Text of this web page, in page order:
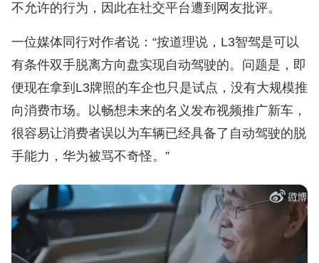
不允许的行为，因此在社交平台遭到网友批评。
一位媒体同行对作者说：“按道理说，L3智驾是可以
有条件双手脱离方向盘实现自动驾驶的。问题是，即
便现在拿到L3牌照的车企也只是试点，没有大规模推
向消费市场。以畅想未来的名义发布视频推广新车，
很容易让消费者误以为车辆已经具备了自动驾驶的脱
手能力，华为被骂不奇怪。”